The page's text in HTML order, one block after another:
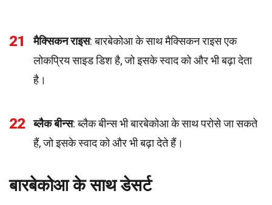
21 मैक्सिकन राइस: बारबेकोआ के साथ मैक्सिकन राइस एक
लोकप्रिय साइड डिश है, जो इसके स्वाद को और भी बढ़ा देता
है।
22 ब्लैक बीन्स: ब्लैक बीन्स भी बारबेकोआ के साथ परोसे जा सकते
हैं, जो इसके स्वाद को और भी बढ़ा देते हैं।
बारबेकोआ के साथ डेसर्ट